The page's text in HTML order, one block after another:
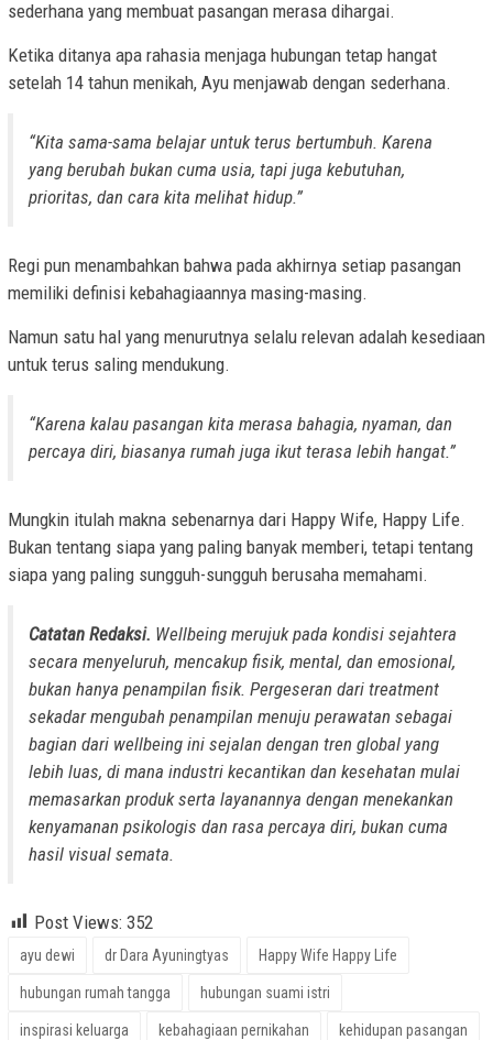
sederhana yang membuat pasangan merasa dihargai.
Ketika ditanya apa rahasia menjaga hubungan tetap hangat
setelah 14 tahun menikah, Ayu menjawab dengan sederhana.
“Kita sama-sama belajar untuk terus bertumbuh. Karena
yang berubah bukan cuma usia, tapi juga kebutuhan,
prioritas, dan cara kita melihat hidup.”
Regi pun menambahkan bahwa pada akhirnya setiap pasangan
memiliki definisi kebahagiaannya masing-masing.
Namun satu hal yang menurutnya selalu relevan adalah kesediaan
untuk terus saling mendukung.
“Karena kalau pasangan kita merasa bahagia, nyaman, dan
percaya diri, biasanya rumah juga ikut terasa lebih hangat.”
Mungkin itulah makna sebenarnya dari Happy Wife, Happy Life.
Bukan tentang siapa yang paling banyak memberi, tetapi tentang
siapa yang paling sungguh-sungguh berusaha memahami.
Catatan Redaksi. Wellbeing merujuk pada kondisi sejahtera
secara menyeluruh, mencakup fisik, mental, dan emosional,
bukan hanya penampilan fisik. Pergeseran dari treatment
sekadar mengubah penampilan menuju perawatan sebagai
bagian dari wellbeing ini sejalan dengan tren global yang
lebih luas, di mana industri kecantikan dan kesehatan mulai
memasarkan produk serta layanannya dengan menekankan
kenyamanan psikologis dan rasa percaya diri, bukan cuma
hasil visual semata.
Post Views: 352
ayu dewi dr Dara Ayuningtyas Happy Wife Happy Life
hubungan rumah tangga hubungan suami istri
inspirasi keluarga kebahagiaan pernikahan kehidupan pasangan